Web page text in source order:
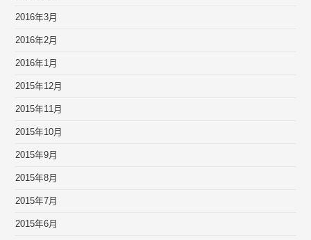
2016年3月
2016年2月
2016年1月
2015年12月
2015年11月
2015年10月
2015年9月
2015年8月
2015年7月
2015年6月